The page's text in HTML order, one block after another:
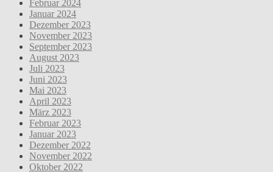
Februar 2024
Januar 2024
Dezember 2023
November 2023
September 2023
August 2023
Juli 2023
Juni 2023
Mai 2023
April 2023
März 2023
Februar 2023
Januar 2023
Dezember 2022
November 2022
Oktober 2022